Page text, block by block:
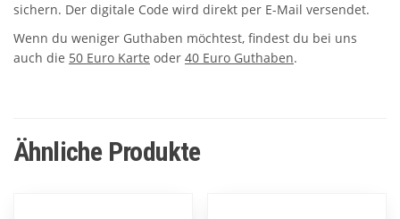
sichern. Der digitale Code wird direkt per E-Mail versendet.
Wenn du weniger Guthaben möchtest, findest du bei uns
auch die 50 Euro Karte oder 40 Euro Guthaben.
Ähnliche Produkte